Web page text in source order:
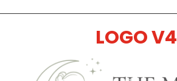
LOGO V4